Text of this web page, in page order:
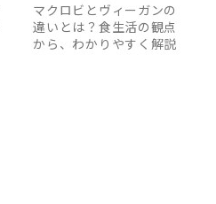
マクロビとヴィーガンの
違いとは？食生活の観点
から、わかりやすく解説